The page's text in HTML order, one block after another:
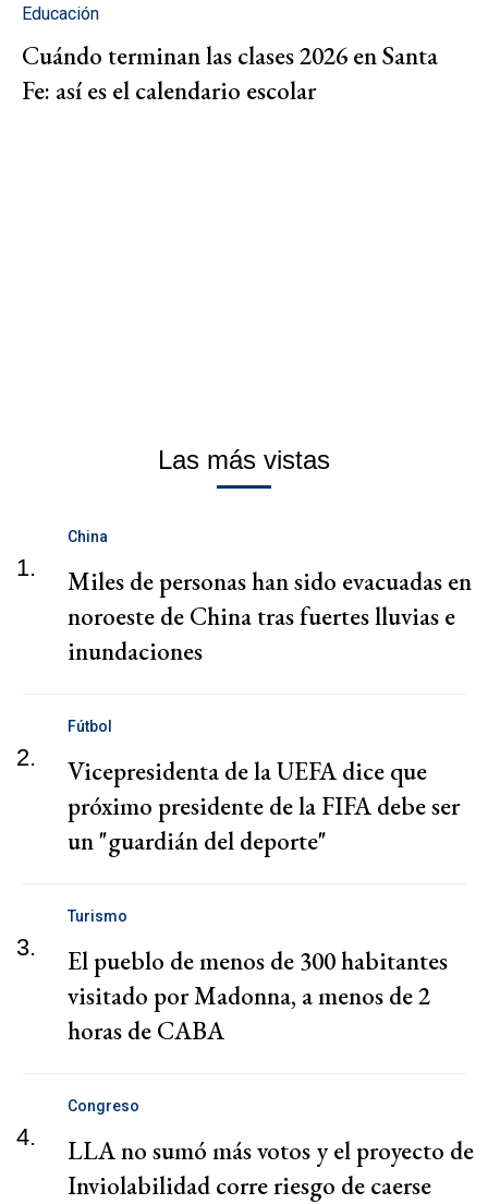
Educación
Cuándo terminan las clases 2026 en Santa
Fe: así es el calendario escolar
Las más vistas
1.
China
Miles de personas han sido evacuadas en
noroeste de China tras fuertes lluvias e
inundaciones
2.
Fútbol
Vicepresidenta de la UEFA dice que
próximo presidente de la FIFA debe ser
un "guardián del deporte"
3.
Turismo
El pueblo de menos de 300 habitantes
visitado por Madonna, a menos de 2
horas de CABA
4.
Congreso
LLA no sumó más votos y el proyecto de
Inviolabilidad corre riesgo de caerse